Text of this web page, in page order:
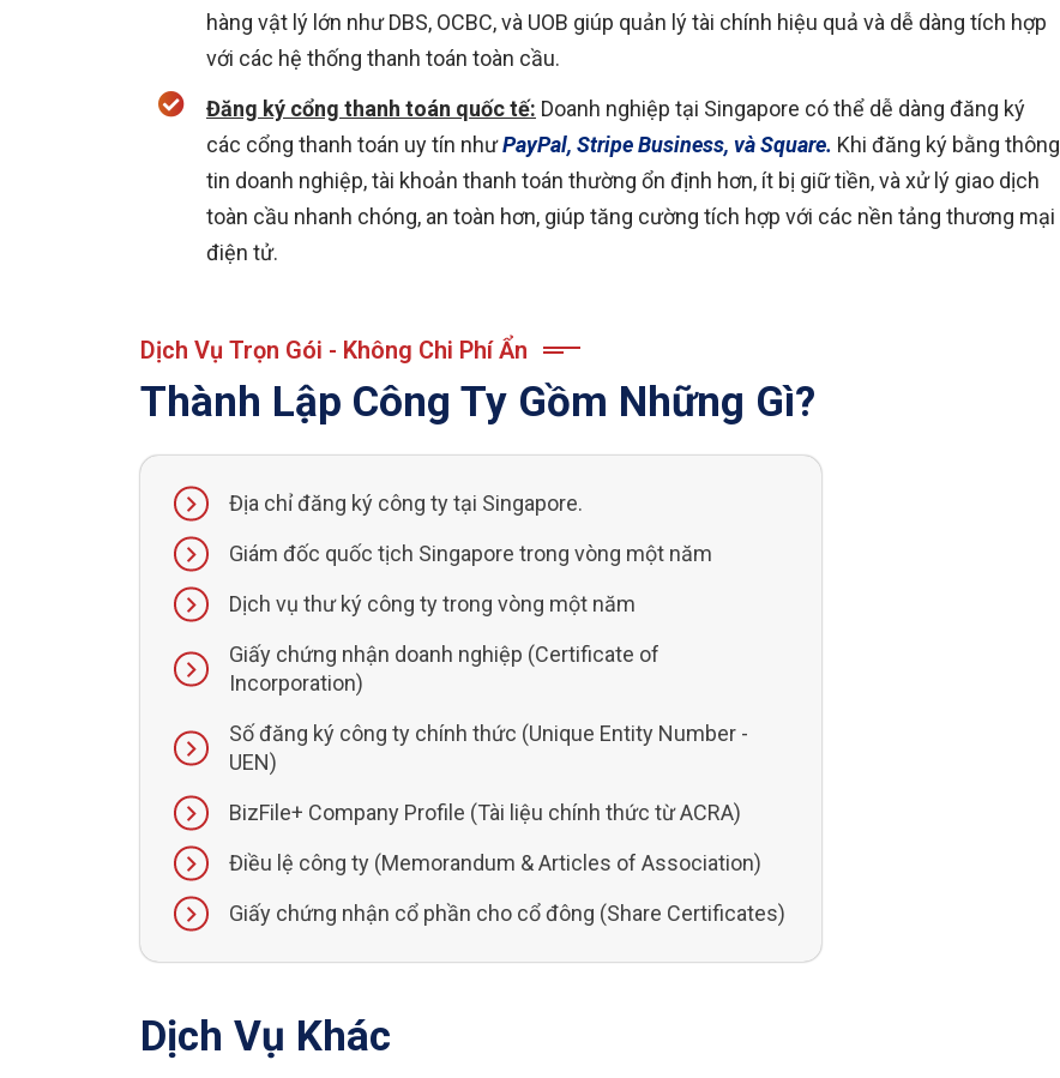
hàng vật lý lớn như DBS, OCBC, và UOB giúp quản lý tài chính hiệu quả và dễ dàng tích hợp
với các hệ thống thanh toán toàn cầu.
Đăng ký cổng thanh toán quốc tế: Doanh nghiệp tại Singapore có thể dễ dàng đăng ký
các cổng thanh toán uy tín nhưPayPal, Stripe Business, và Square. Khi đăng ký bằng thông
tin doanh nghiệp, tài khoản thanh toán thường ổn định hơn, ít bị giữ tiền, và xử lý giao dịch
toàn cầu nhanh chóng, an toàn hơn, giúp tăng cường tích hợp với các nền tảng thương mại
điện tử.
Dịch Vụ Trọn Gói - Không Chi Phí Ẩn
Thành Lập Công Ty Gồm Những Gì?
Địa chỉ đăng ký công ty tại Singapore.
Giám đốc quốc tịch Singapore trong vòng một năm
Dịch vụ thư ký công ty trong vòng một năm
Giấy chứng nhận doanh nghiệp (Certificate of
Incorporation)
Số đăng ký công ty chính thức (Unique Entity Number -
UEN)
BizFile+ Company Profile (Tài liệu chính thức từ ACRA)
Điều lệ công ty (Memorandum & Articles of Association)
Giấy chứng nhận cổ phần cho cổ đông (Share Certificates)
Dịch Vụ Khác